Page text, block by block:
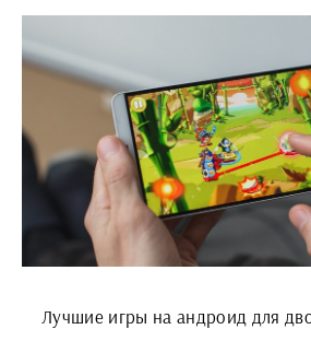
Лучшие игры на андроид для